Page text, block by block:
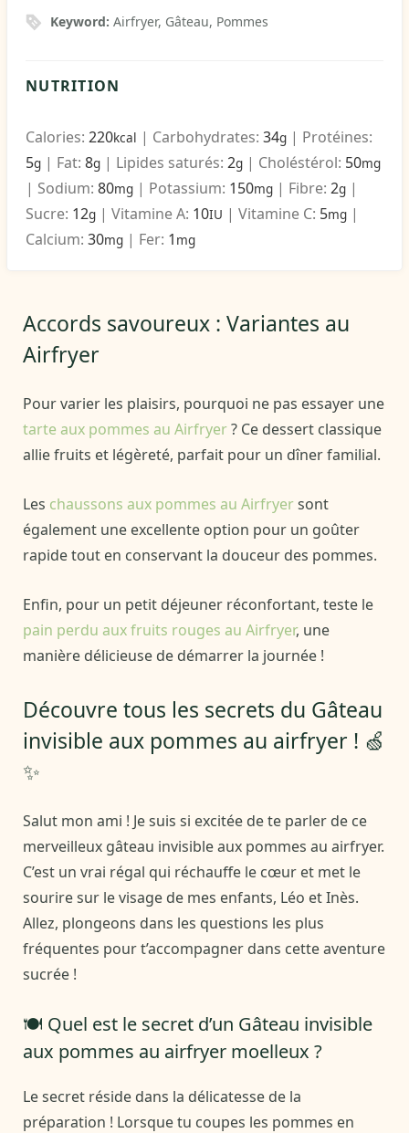
Keyword:Airfryer, Gâteau, Pommes
NUTRITION
Calories: 220kcal | Carbohydrates: 34g | Protéines:
5g | Fat: 8g | Lipides saturés: 2g | Choléstérol: 50mg
| Sodium: 80mg | Potassium: 150mg | Fibre: 2g |
Sucre: 12g | Vitamine A: 10IU | Vitamine C: 5mg |
Calcium: 30mg | Fer: 1 mg
Accords savoureux : Variantes au
Airfryer
Pour varier les plaisirs, pourquoi ne pas essayer une
tarte aux pommes au Airfryer? Ce dessert classique
allie fruits et légèreté, parfait pour un dîner familial.
Les chaussons aux pommes au Airfryersont
également une excellente option pour un goûter
rapide tout en conservant la douceur des pommes.
Enfin, pour un petit déjeuner réconfortant, teste le
pain perdu aux fruits rouges au Airfryer, une
manière délicieuse de démarrer la journée !
Découvre tous les secrets du Gâteau
invisible aux pommes au airfryer ! 🍏
✨
Salut mon ami ! Je suis si excitée de te parler de ce
merveilleux gâteau invisible aux pommes au airfryer.
C’est un vrai régal qui réchauffe le cœur et met le
sourire sur le visage de mes enfants, Léo et Inès.
Allez, plongeons dans les questions les plus
fréquentes pour t’accompagner dans cette aventure
sucrée !
🍽️ Quel est le secret d’un Gâteau invisible
aux pommes au airfryer moelleux ?
Le secret réside dans la délicatesse de la
préparation ! Lorsque tu coupes les pommes en